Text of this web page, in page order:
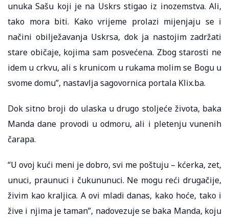
unuka Sašu koji je na Uskrs stigao iz inozemstva. Ali,
tako mora biti. Kako vrijeme prolazi mijenjaju se i
načini obilježavanja Uskrsa, dok ja nastojim zadržati
stare običaje, kojima sam posvećena. Zbog starosti ne
idem u crkvu, ali s krunicom u rukama molim se Bogu u
svome domu”, nastavlja sagovornica portala Klix.ba.
Dok sitno broji do ulaska u drugo stoljeće života, baka
Manda dane provodi u odmoru, ali i pletenju vunenih
čarapa.
“U ovoj kući meni je dobro, svi me poštuju – kćerka, zet,
unuci, praunuci i čukununuci. Ne mogu reći drugačije,
živim kao kraljica. A ovi mladi danas, kako hoće, tako i
žive i njima je taman”, nadovezuje se baka Manda, koju